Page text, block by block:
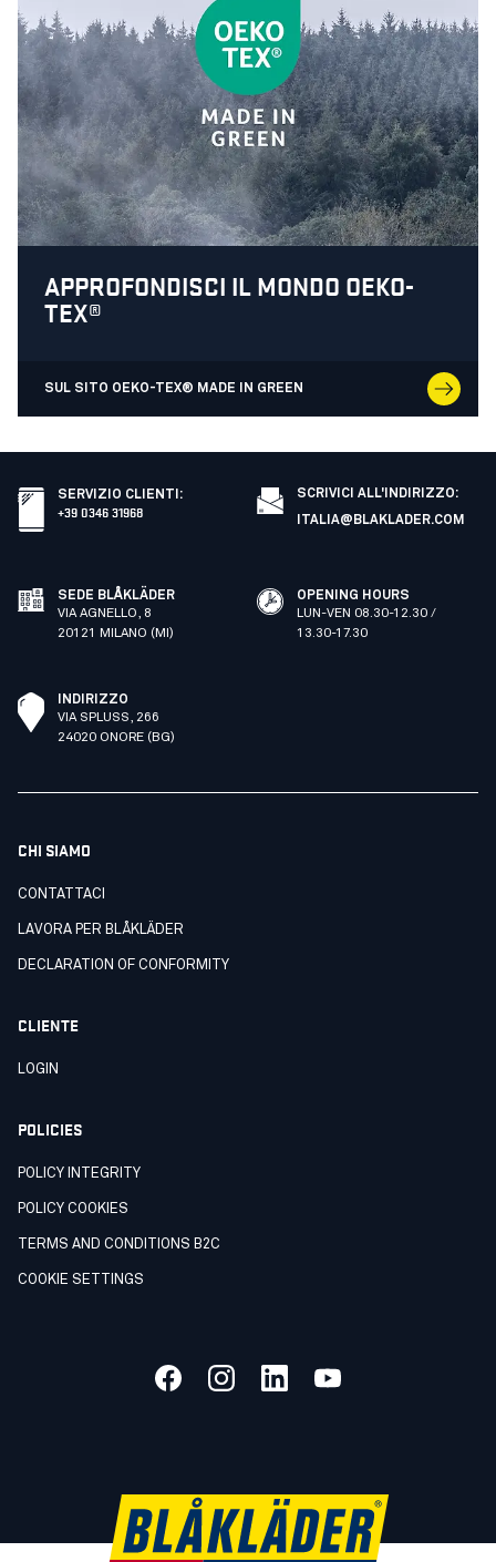
APPROFONDISCI IL MONDO OEKO-
TEX®
SUL SITO OEKO-TEX® MADE IN GREEN
SERVIZIO CLIENTI :
+39 0346 31968
SCRIVICI ALL'INDIRIZZO:
ITALIA@BLAKLADER.COM
SEDE BLÅKLÄDER
VIA AGNELLO, 8
20121 MILANO (MI)
OPENING HOURS
LUN-VEN 08.30-12.30 /
13.30-17.30
INDIRIZZO
VIA SPLUSS, 266
24020 ONORE (BG)
CHI SIAMO
CONTATTACI
LAVORA PER BLÅKLÄDER
DECLARATION OF CONFORMITY
CLIENTE
LOGIN
POLICIES
POLICY INTEGRITY
POLICY COOKIES
TERMS AND CONDITIONS B2C
COOKIE SETTINGS